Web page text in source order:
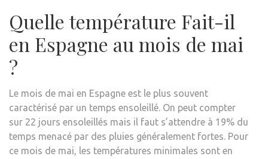
Quelle température Fait-il
en Espagne au mois de mai
?
Le mois de mai en Espagne est le plus souvent
caractérisé par un temps ensoleillé. On peut compter
sur 22 jours ensoleillés mais il faut s’attendre à 19% du
temps menacé par des pluies généralement fortes. Pour
ce mois de mai, les températures minimales sont en